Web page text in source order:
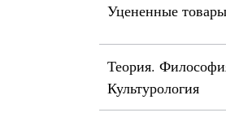
Уцененные товары
Теория.
Культурология